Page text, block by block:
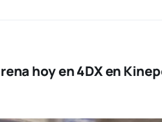
hoy en 4DX en